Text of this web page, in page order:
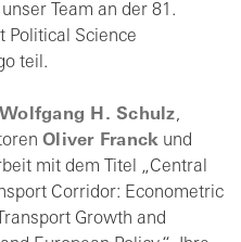
Team an der 81.
Political Science
teil.
Wolfgang H. Schulz,
Oliver Franck und
mit dem Titel „Central
Corridor: Econometric
Growth and